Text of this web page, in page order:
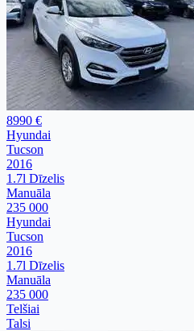
8990 €
Hyundai
Tucson
2016
1.7l Dīzelis
Manuāla
235 000
Hyundai
Tucson
2016
1.7l Dīzelis
Manuāla
235 000
Telšiai
Talsi